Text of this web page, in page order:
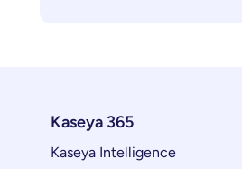
Kaseya 365
Kaseya Intelligence